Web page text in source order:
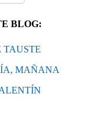
BLOG:
TAUSTE
MAÑANA